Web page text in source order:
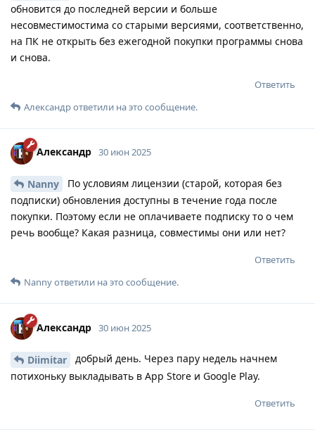
обновится до последней версии и больше
несовместимостима со старыми версиями, соответственно,
на ПК не открыть без ежегодной покупки программы снова
и снова.
Ответить
Александрответили на это сообщение.
Александр 30 июн 2025
Nanny
По условиям лицензии (старой, которая без
подписки) обновления доступны в течение года после
покупки. Поэтому если не оплачиваете подписку то о чем
речь вообще? Какая разница, совместимы они или нет?
Ответить
Nannyответили на это сообщение.
Александр 30 июн 2025
Diimitar
добрый день. Через пару недель начнем
потихоньку выкладывать в App Store и Google Play.
Ответить